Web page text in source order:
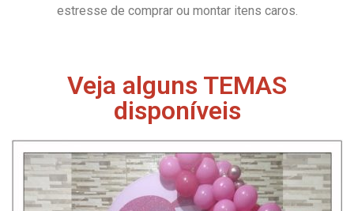
estresse de comprar ou montar itens caros.
Veja alguns TEMAS
disponíveis